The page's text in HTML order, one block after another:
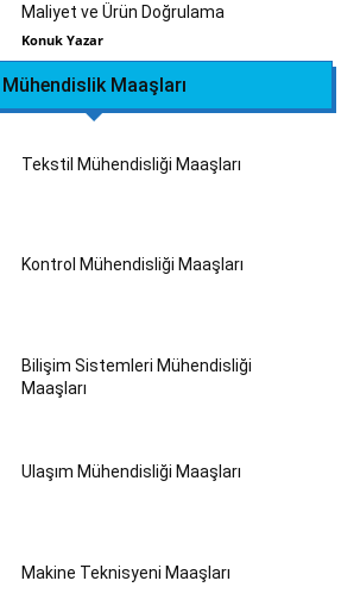
Maliyet ve Ürün Doğrulama
Konuk Yazar
Mühendislik Maaşları
Tekstil Mühendisliği‎ Maaşları
Kontrol Mühendisliği Maaşları
Bilişim Sistemleri Mühendisliği
Maaşları
Ulaşım Mühendisliği Maaşları
Makine Teknisyeni Maaşları